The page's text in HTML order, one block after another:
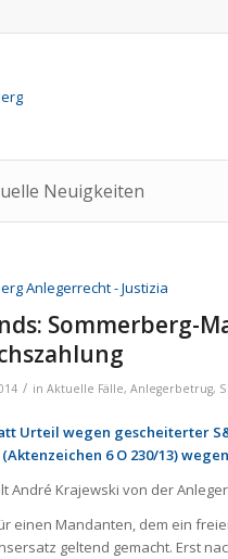
Neuigkeiten
Sommerberg-
/ in Aktuelle Fälle, Anlegerbetrug,
Urteil wegen gescheiterter
6 O 230/13)
André Krajewski von der
einen Mandanten, dem ein
geltend gemacht. Erst